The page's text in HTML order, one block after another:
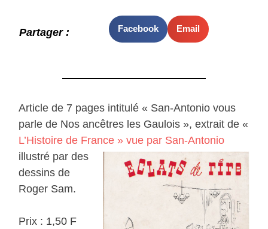
Partager : Facebook Email
Article de 7 pages intitulé « San-Antonio vous
parle de Nos ancêtres les Gaulois », extrait de «
L’Histoire de France » vue par San-Antonio
illustré par des
dessins de
Roger Sam.
Prix : 1,50 F